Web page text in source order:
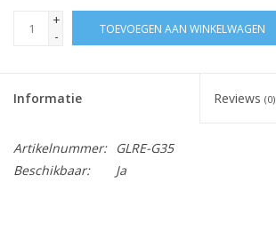
+
-
TOEVOEGEN AAN WINKELWAGEN
Informatie Reviews (0)
Artikelnummer:
GLRE-G35
Beschikbaar:
Ja